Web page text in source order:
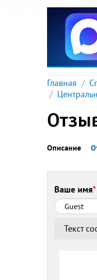
Главная
Описание
Ваше имя*
Текст